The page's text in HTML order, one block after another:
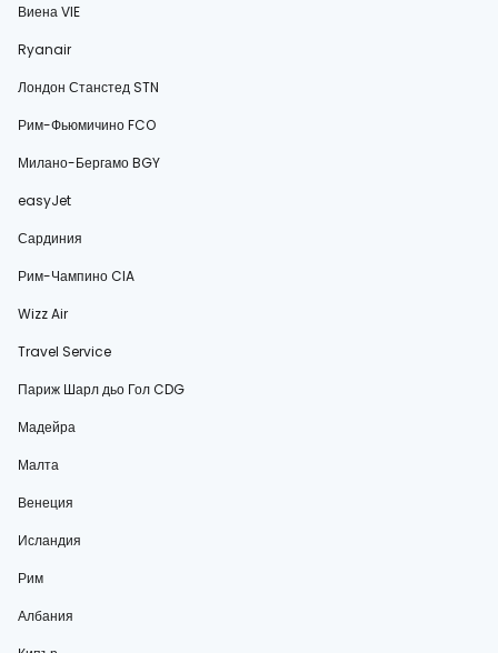
Виена VIE
Ryanair
Лондон Станстед STN
Рим-Фьюмичино FCO
Милано-Бергамо BGY
easyJet
Сардиния
Рим-Чампино CIA
Wizz Air
Travel Service
Париж Шарл дьо Гол CDG
Мадейра
Малта
Венеция
Исландия
Рим
Албания